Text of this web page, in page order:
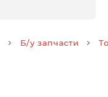
Б/у запчасти